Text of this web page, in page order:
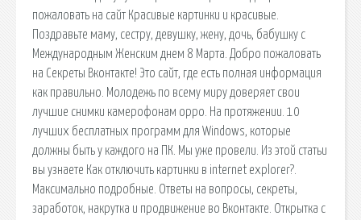
пожаловать на сайт Красивые картинки и красивые.
Поздравьте маму, сестру, девушку, жену, дочь, бабушку с
Международным Женским днем 8 Марта. Добро пожаловать
на Секреты Вконтакте! Это сайт, где есть полная информация
как правильно. Молодежь по всему миру доверяет свои
лучшие снимки камерофонам oppo. На протяжении. 10
лучших бесплатных программ для Windows, которые
должны быть у каждого на ПК. Мы уже провели. Из этой статьи
вы узнаете Как отключить картинки в internet explorer?.
Максимально подробные. Ответы на вопросы, секреты,
заработок, накрутка и продвижение во Вконтакте. Открытка с